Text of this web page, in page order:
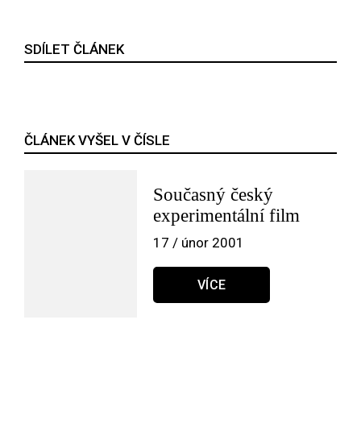
SDÍLET ČLÁNEK
ČLÁNEK VYŠEL V ČÍSLE
Současný český
experimentální film
17 / únor 2001
VÍCE